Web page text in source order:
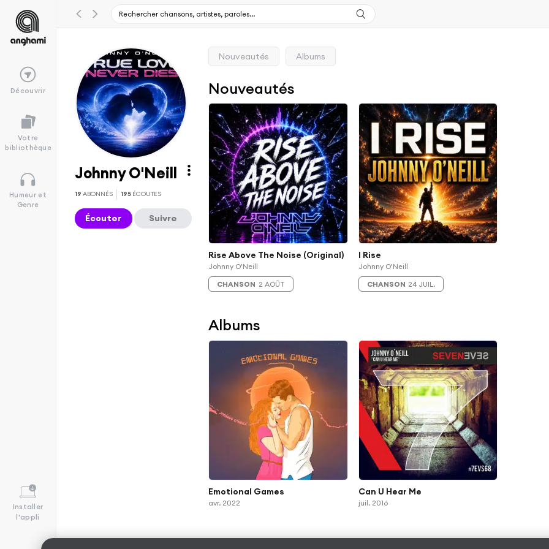
Découvrir
Votre
bibliothèque
Humeur et
Genre
Installer
l'appli
Johnny O'Neill
19 ABONNÉS 195 ÉCOUTES
Écouter Suivre
Nouveautés Albums
Nouveautés
Rise Above The Noise (Original)
Johnny O'Neill
CHANSON 2 AOÛT
I Rise
Johnny O'Neill
CHANSON 24 JUIL.
Albums
Emotional Games
avr. 2022
Can U Hear Me
juil. 2016